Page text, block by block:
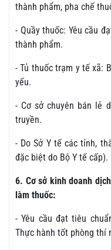
thành phẩm, pha chế
- Quầy thuốc: Yêu cầu
thành phẩm.
- Tủ thuốc trạm y tế xã:
yếu.
- Cơ sở chuyên bán lẻ
truyền.
- Do Sở Y tế các tỉnh,
đặc biệt do Bộ Y tế cấp).
6. Cơ sở kinh doanh
làm thuốc:
- Yêu cầu đạt tiêu
Thực hành tốt phòng thí